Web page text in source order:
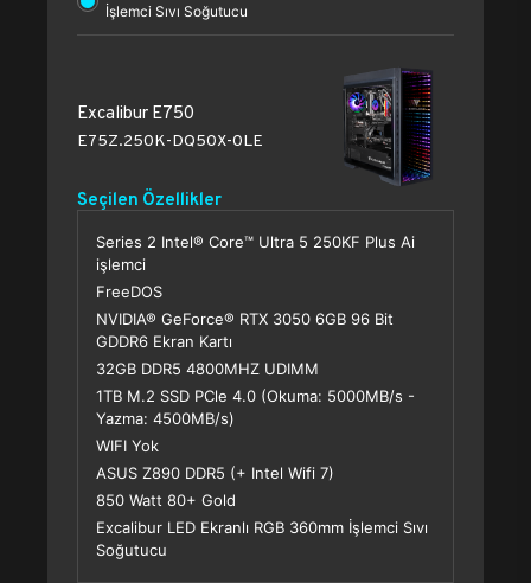
İşlemci Sıvı Soğutucu
Excalibur E750
E75Z.250K-DQ50X-0LE
Seçilen Özellikler
Series 2 Intel® Core™ Ultra 5 250KF Plus Ai
işlemci
FreeDOS
NVIDIA® GeForce® RTX 3050 6GB 96 Bit
GDDR6 Ekran Kartı
32GB DDR5 4800MHZ UDIMM
1TB M.2 SSD PCle 4.0 (Okuma: 5000MB/s -
Yazma: 4500MB/s)
WIFI Yok
ASUS Z890 DDR5 (+ Intel Wifi 7)
850 Watt 80+ Gold
Excalibur LED Ekranlı RGB 360mm İşlemci Sıvı
Soğutucu